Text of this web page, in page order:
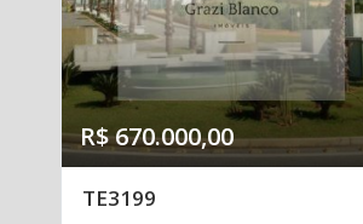
R$ 670.000,00
TE3199